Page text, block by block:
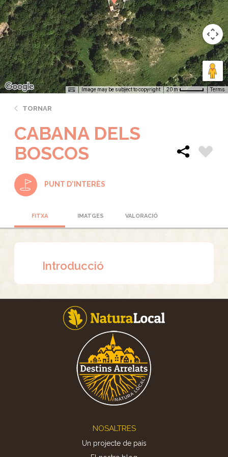
Image may be subject to copyright 20 m Terms
TORNAR
CABANA DELS
BOSCOS
PUNT D'INTERÈS
FITXA IMATGES VALORACIÓ
Introducció
NOSALTRES
Un projecte de país